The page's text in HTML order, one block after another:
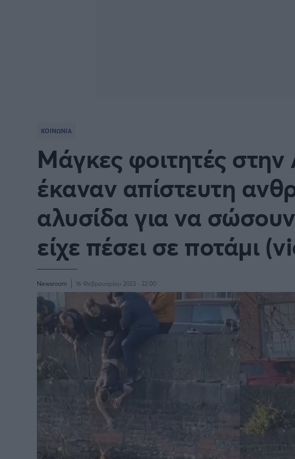
ΚΟΙΝΩΝΙΑ
Μάγκες φοιτητές στην
έκαναν απίστευτη
αλυσίδα για να
είχε πέσει σε ποτάμι
Newsroom 16 Φεβρουαρίου 2023 - 22:00